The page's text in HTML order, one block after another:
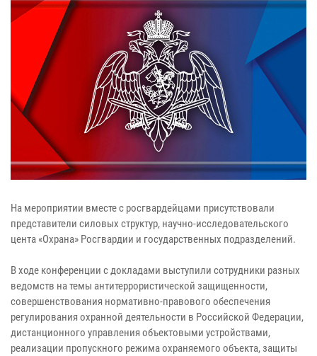
На мероприятии вместе с росгвардейцами присутствовали
представители силовых структур, научно-исследовательского
цента «Охрана» Росгвардии и государственных подразделений.
В ходе конференции с докладами выступили сотрудники разных
ведомств на темы антитеррористической защищенности,
совершенствования нормативно-правового обеспечения
регулирования охранной деятельности в Российской Федерации,
дистанционного управления объектовыми устройствами,
реализации пропускного режима охраняемого объекта, защиты